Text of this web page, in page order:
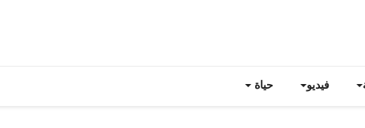
فيديو حياة